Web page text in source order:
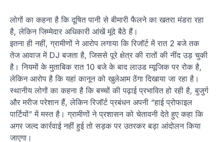
लोगों का कहना है कि दूषित पानी से बीमारी फैलने का खतरा मंडरा रहा
है, लेकिन जिम्मेदार अधिकारी आंखें मूंदे बैठे हैं।
इतना ही नहीं, ग्रामीणों ने आरोप लगाया कि रिजॉर्ट में रात 2 बजे तक
तेज आवाज में DJ बजता है, जिससे पूरे क्षेत्र की रातों की नींद उड़ चुकी
है। नियमों के मुताबिक रात 10 बजे के बाद लाउड म्यूजिक पर रोक है,
लेकिन आरोप है कि यहां कानून को खुलेआम ठेंगा दिखाया जा रहा है।
स्थानीय लोगों का कहना है कि बच्चों की पढ़ाई प्रभावित हो रही है, बुजुर्ग
और मरीज परेशान हैं, लेकिन रिजॉर्ट प्रबंधन अपनी “हाई प्रोफाइल
पार्टियों” में मस्त है। ग्रामीणों ने प्रशासन को चेतावनी देते हुए कहा कि
अगर जल्द कार्रवाई नहीं हुई तो सड़क पर उतरकर बड़ा आंदोलन किया
जाएगा।